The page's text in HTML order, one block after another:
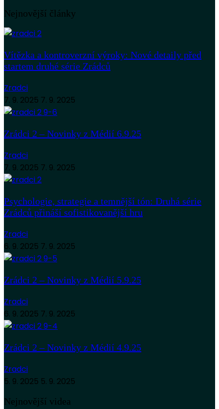
Nejnovější články
Vítězka a kontroverzní výroky: Nové detaily před
startem druhé série Zrádců
Zradci
7. 9. 2025 7. 9. 2025
Zrádci 2 – Novinky z Médií 6.9.25
Zradci
7. 9. 2025 7. 9. 2025
Psychologie, strategie a temnější tón: Druhá série
Zrádců přináší sofistikovanější hru
Zradci
6. 9. 2025 7. 9. 2025
Zrádci 2 – Novinky z Médií 5.9.25
Zradci
6. 9. 2025 7. 9. 2025
Zrádci 2 – Novinky z Médií 4.9.25
Zradci
5. 9. 2025 5. 9. 2025
Nejnovější videa